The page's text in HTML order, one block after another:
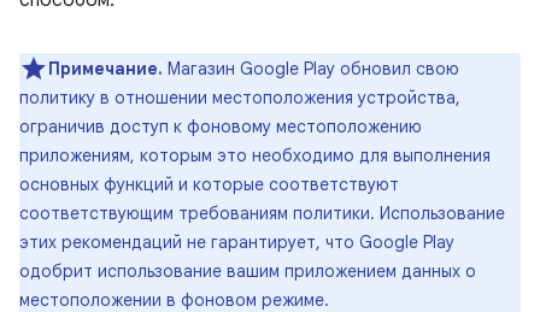
Примечание. Магазин Google Play обновил свою
политику в отношении местоположения устройства,
ограничив доступ к фоновому местоположению
приложениям, которым это необходимо для выполнения
основных функций и которые соответствуют
соответствующим требованиям политики. Использование
этих рекомендаций не гарантирует, что Google Play
одобрит использование вашим приложением данных о
местоположении в фоновом режиме.